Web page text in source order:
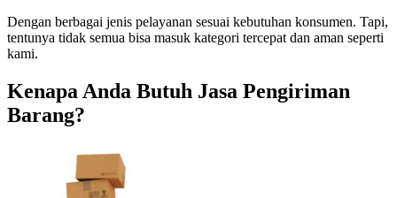
Dengan berbagai jenis pelayanan sesuai kebutuhan konsumen. Tapi,
tentunya tidak semua bisa masuk kategori tercepat dan aman seperti
kami.
Kenapa Anda Butuh Jasa Pengiriman
Barang?